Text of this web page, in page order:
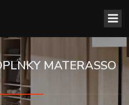
MATERASSO